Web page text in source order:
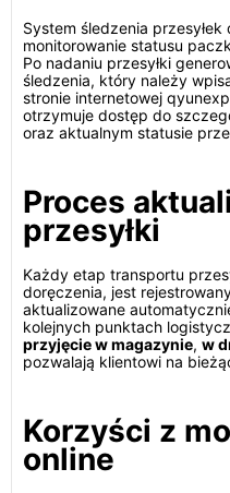
System śledzenia
monitorowanie statusu
Po nadaniu przesyłki
śledzenia, który należy
stronie internetowej
otrzymuje dostęp do
oraz aktualnym statusie
Proces
przesyłki
Każdy etap transportu
doręczenia, jest
aktualizowane
kolejnych punktach
przyjęcie w magazynie, w
pozwalają klientowi na
Korzyści z
online